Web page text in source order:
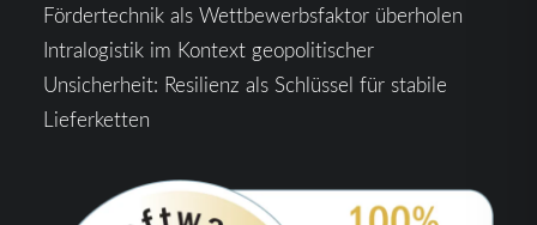
Fördertechnik als Wettbewerbsfaktor überholen
Intralogistik im Kontext geopolitischer
Unsicherheit: Resilienz als Schlüssel für stabile
Lieferketten